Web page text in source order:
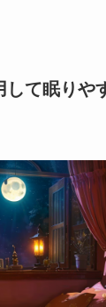
して眠りや